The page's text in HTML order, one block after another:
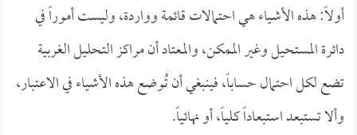
أولاً: هذه الأشياء هي احتمالات قائمة وواردة، وليست أموراً في
دائرة المستحيل وغير الممكن، والمعتاد أن مراكز التحليل الغربية
تضع لكل احتمال حساباً، فينبغي أن تُوضع هذه الأشياء في الاعتبار،
وألا تستبعد استبعاداً كلياً، أو نهائياً.